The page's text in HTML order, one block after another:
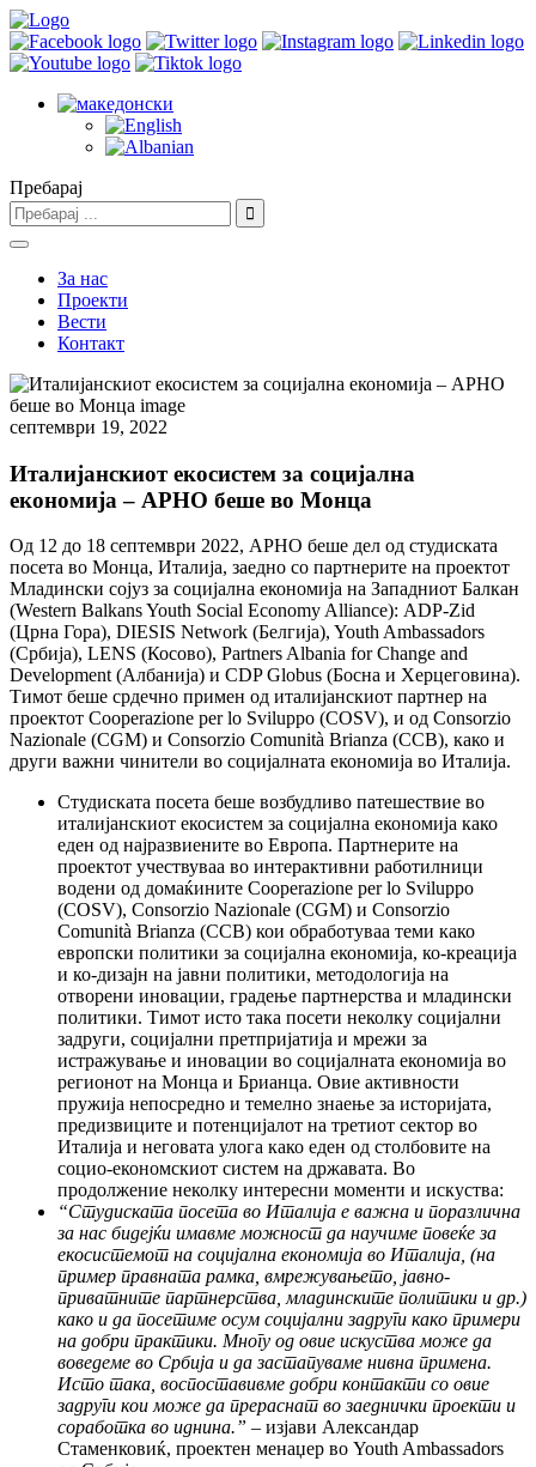
Пребарај
За нас
Проекти
Вести
Контакт
септември 19, 2022
Италијанскиот екосистем за социјална
економија – АРНО беше во Монца
Од 12 до 18 септември 2022, АРНО беше дел од студиската
посета во Монца, Италија, заедно со партнерите на проектот
Младински сојуз за социјална економија на Западниот Балкан
(Western Balkans Youth Social Economy Alliance): ADP-Zid
(Црна Гора), DIESIS Network (Белгија), Youth Ambassadors
(Србија), LENS (Косово), Partners Albania for Change and
Development (Албанија) и CDP Globus (Босна и Херцеговина).
Тимот беше срдечно примен од италијанскиот партнер на
проектот Cooperazione per lo Sviluppo (COSV), и од Consorzio
Nazionale (CGM) и Consorzio Comunità Brianza (CCB), како и
други важни чинители во социјалната економија во Италија.
Студиската посета беше возбудливо патешествие во
италијанскиот екосистем за социјална економија како
еден од најразвиените во Европа. Партнерите на
проектот учествуваа во интерактивни работилници
водени од домаќините Cooperazione per lo Sviluppo
(COSV), Consorzio Nazionale (CGM) и Consorzio
Comunità Brianza (CCB) кои обработуваа теми како
европски политики за социјална економија, ко-креација
и ко-дизајн на јавни политики, методологија на
отворени иновации, градење партнерства и младински
политики. Тимот исто така посети неколку социјални
задруги, социјални претпријатија и мрежи за
истражување и иновации во социјалната економија во
регионот на Монца и Брианца. Овие активности
пружија непосредно и темелно знаење за историјата,
предизвиците и потенцијалот на третиот сектор во
Италија и неговата улога како еден од столбовите на
социо-економскиот систем на државата. Во
продолжение неколку интересни моменти и искуства:
“Студиската посета во Италија е важна и поразлична
за нас бидејќи имавме можност да научиме повеќе за
екосистемот на социјална економија во Италија, (на
пример правната рамка, вмрежувањето, јавно-
приватните партнерства, младинските политики и др.)
како и да посетиме осум социјални задруги како примери
на добри практики. Многу од овие искуства може да
воведеме во Србија и да застапуваме нивна примена.
Исто така, воспоставивме добри контакти со овие
задруги кои може да прераснат во заеднички проекти и
соработка во иднина.” – изјави Александар
Стаменковиќ, проектен менаџер во Youth Ambassadors